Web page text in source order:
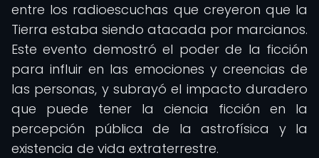
entre los radioescuchas que creyeron que la
Tierra estaba siendo atacada por marcianos.
Este evento demostró el poder de la ficción
para influir en las emociones y creencias de
las personas, y subrayó el impacto duradero
que puede tener la ciencia ficción en la
percepción pública de la astrofísica y la
existencia de vida extraterrestre.